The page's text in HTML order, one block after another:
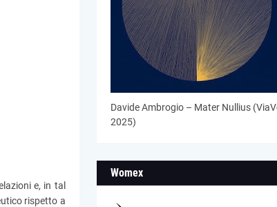
e, in tal
rispetto a
Davide Ambrogio – Mater Nullius
2025)
Womex